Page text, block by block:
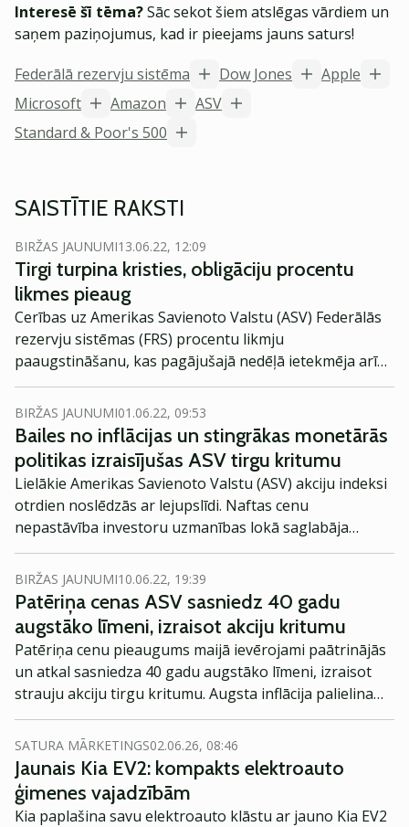
Interesē šī tēma?Sāc sekot šiem atslēgas vārdiem un
saņem paziņojumus, kad ir pieejams jauns saturs!
Federālā rezervju sistēma
Dow Jones
Apple
Microsoft
Amazon
ASV
Standard & Poor's 500
SAISTĪTIE RAKSTI
BIRŽAS JAUNUMI13.06.22, 12:09
Tirgi turpina kristies, obligāciju procentu
likmes pieaug
Cerības uz Amerikas Savienoto Valstu (ASV) Federālās
rezervju sistēmas (FRS) procentu likmju
paaugstināšanu, kas pagājušajā nedēļā ietekmēja arī
akciju tirgus, uzlikušas negatīvu zīmogu arī šai nedēļai.
BIRŽAS JAUNUMI01.06.22, 09:53
Bailes no inflācijas un stingrākas monetārās
politikas izraisījušas ASV tirgu kritumu
Lielākie Amerikas Savienoto Valstu (ASV) akciju indeksi
otrdien noslēdzās ar lejupslīdi. Naftas cenu
nepastāvība investoru uzmanības lokā saglabāja
inflācijas kāpumu, tāpat arī Federālās rezervju sistēmas
(FRS) monetārās politikas veidotāji bija noskaņoti
stingrāk nekā gaidīts.
BIRŽAS JAUNUMI10.06.22, 19:39
Patēriņa cenas ASV sasniedz 40 gadu
augstāko līmeni, izraisot akciju kritumu
Patēriņa cenu pieaugums maijā ievērojami paātrinājās
un atkal sasniedza 40 gadu augstāko līmeni, izraisot
strauju akciju tirgu kritumu. Augsta inflācija palielina
iespējamību, ka Federālā rezervju sistēma (FRS)
turpinās strauji paaugstināt procentu likmes.
SATURA MĀRKETINGS02.06.26, 08:46
Jaunais Kia EV2: kompakts elektroauto
ģimenes vajadzībām
Kia paplašina savu elektroauto klāstu ar jauno Kia EV2